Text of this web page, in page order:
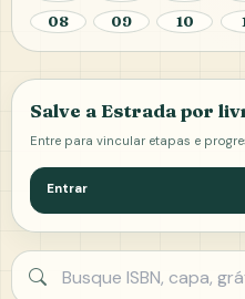
08
09 10
Salve a Estrada por
Entre para vincular etapas e
Entrar
Buscar possibilidade